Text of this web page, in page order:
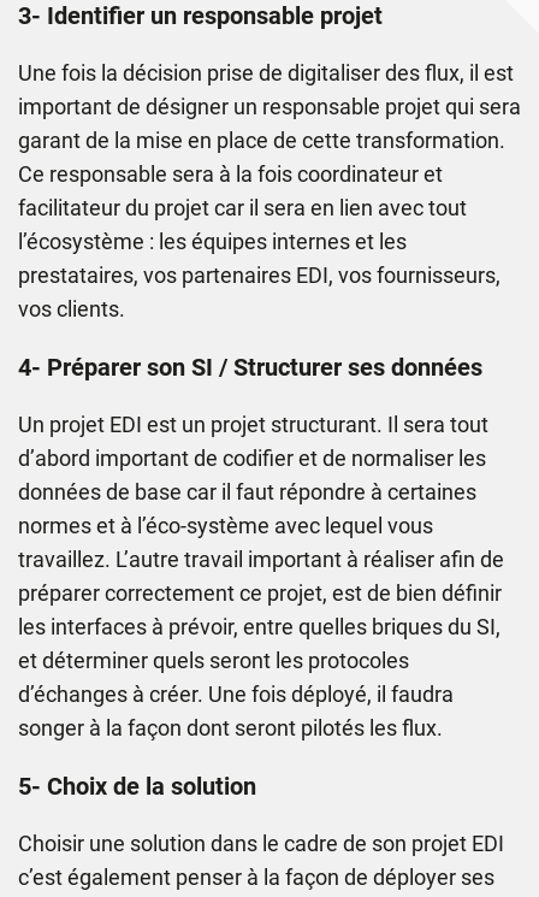
3- Identifier un responsable projet
Une fois la décision prise de digitaliser des flux, il est
important de désigner un responsable projet qui sera
garant de la mise en place de cette transformation.
Ce responsable sera à la fois coordinateur et
facilitateur du projet car il sera en lien avec tout
l’écosystème : les équipes internes et les
prestataires, vos partenaires EDI, vos fournisseurs,
vos clients.
4- Préparer son SI / Structurer ses données
Un projet EDI est un projet structurant. Il sera tout
d’abord important de codifier et de normaliser les
données de base car il faut répondre à certaines
normes et à l’éco-système avec lequel vous
travaillez. L’autre travail important à réaliser afin de
préparer correctement ce projet, est de bien définir
les interfaces à prévoir, entre quelles briques du SI,
et déterminer quels seront les protocoles
d’échanges à créer. Une fois déployé, il faudra
songer à la façon dont seront pilotés les flux.
5- Choix de la solution
Choisir une solution dans le cadre de son projet EDI
c’est également penser à la façon de déployer ses